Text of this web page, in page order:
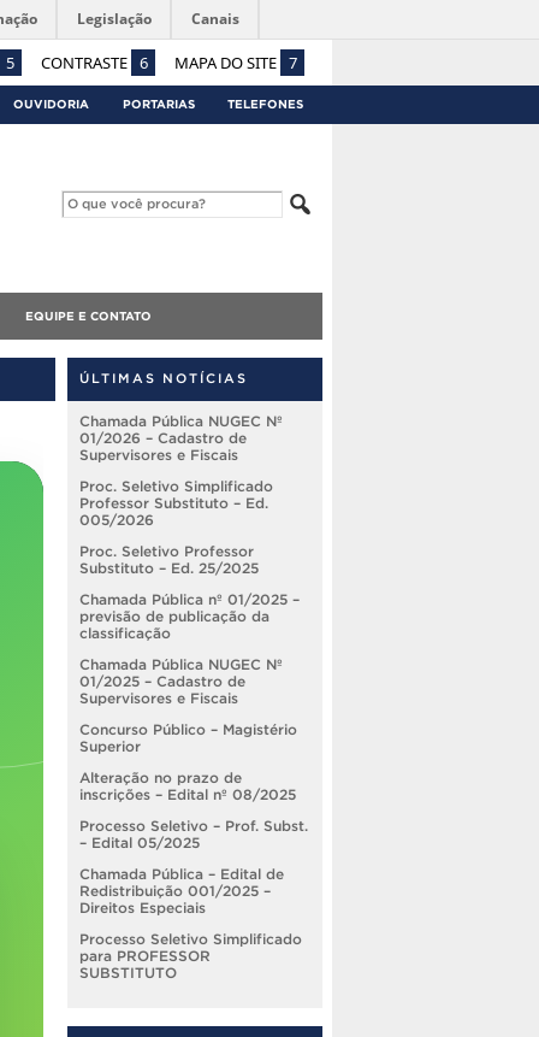
5 CONTRASTE 6 MAPA DO SITE 7
Legislação Canais
OUVIDORIA PORTARIAS TELEFONES
EQUIPE E CONTATO
ÚLTIMAS NOTÍCIAS
Chamada Pública NUGEC Nº
01/2026 – Cadastro de
Supervisores e Fiscais
Proc. Seletivo Simplificado
Professor Substituto – Ed.
005/2026
Proc. Seletivo Professor
Substituto – Ed. 25/2025
Chamada Pública nº 01/2025 –
previsão de publicação da
classificação
Chamada Pública NUGEC Nº
01/2025 – Cadastro de
Supervisores e Fiscais
Concurso Público – Magistério
Superior
Alteração no prazo de
inscrições – Edital nº 08/2025
Processo Seletivo – Prof. Subst.
– Edital 05/2025
Chamada Pública – Edital de
Redistribuição 001/2025 –
Direitos Especiais
Processo Seletivo Simplificado
para PROFESSOR
SUBSTITUTO